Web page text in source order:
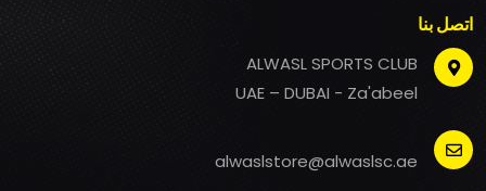
اتصل بنا
ALWASL SPORTS CLUB
UAE – DUBAI - Za'abeel
alwaslstore@alwaslsc.ae